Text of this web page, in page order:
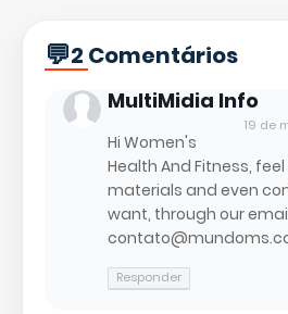
2 Comentários
MultiMidia Info
19 de
Hi Women's
Health And Fitness,
materials and even
want, through our
Responder